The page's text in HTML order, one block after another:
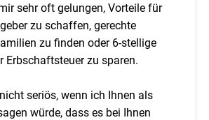
sehr oft gelungen, Vorteile für
zu schaffen, gerechte
zu finden oder 6-stellige
Erbschaftsteuer zu sparen.
seriös, wenn ich Ihnen als
würde, dass es bei Ihnen